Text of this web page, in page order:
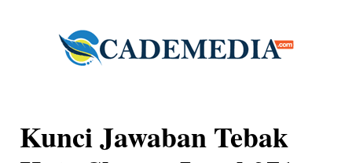
Kunci Jawaban Tebak